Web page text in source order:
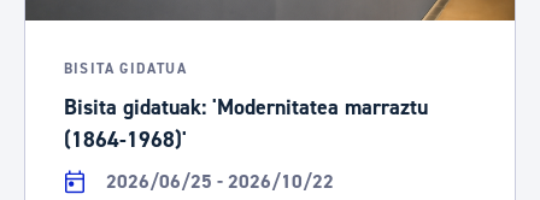
BISITA GIDATUA
Bisita gidatuak: 'Modernitatea marraztu
(1864-1968)'
2026/06/25 - 2026/10/22